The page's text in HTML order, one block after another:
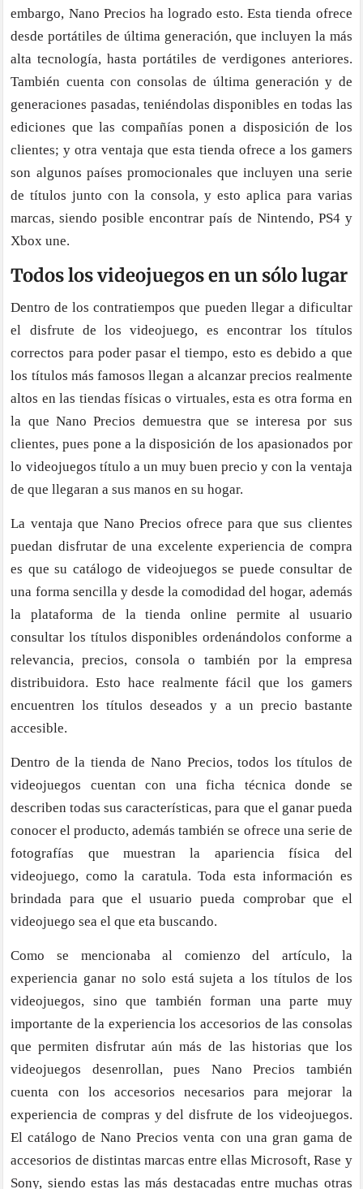
embargo, Nano Precios ha logrado esto. Esta tienda ofrece
desde portátiles de última generación, que incluyen la más
alta tecnología, hasta portátiles de verdigones anteriores.
También cuenta con consolas de última generación y de
generaciones pasadas, teniéndolas disponibles en todas las
ediciones que las compañías ponen a disposición de los
clientes; y otra ventaja que esta tienda ofrece a los gamers
son algunos países promocionales que incluyen una serie
de títulos junto con la consola, y esto aplica para varias
marcas, siendo posible encontrar país de Nintendo, PS4 y
Xbox une.
Todos los videojuegos en un sólo lugar
Dentro de los contratiempos que pueden llegar a dificultar
el disfrute de los videojuego, es encontrar los títulos
correctos para poder pasar el tiempo, esto es debido a que
los títulos más famosos llegan a alcanzar precios realmente
altos en las tiendas físicas o virtuales, esta es otra forma en
la que Nano Precios demuestra que se interesa por sus
clientes, pues pone a la disposición de los apasionados por
lo videojuegos título a un muy buen precio y con la ventaja
de que llegaran a sus manos en su hogar.
La ventaja que Nano Precios ofrece para que sus clientes
puedan disfrutar de una excelente experiencia de compra
es que su catálogo de videojuegos se puede consultar de
una forma sencilla y desde la comodidad del hogar, además
la plataforma de la tienda online permite al usuario
consultar los títulos disponibles ordenándolos conforme a
relevancia, precios, consola o también por la empresa
distribuidora. Esto hace realmente fácil que los gamers
encuentren los títulos deseados y a un precio bastante
accesible.
Dentro de la tienda de Nano Precios, todos los títulos de
videojuegos cuentan con una ficha técnica donde se
describen todas sus características, para que el ganar pueda
conocer el producto, además también se ofrece una serie de
fotografías que muestran la apariencia física del
videojuego, como la caratula. Toda esta información es
brindada para que el usuario pueda comprobar que el
videojuego sea el que eta buscando.
Como se mencionaba al comienzo del artículo, la
experiencia ganar no solo está sujeta a los títulos de los
videojuegos, sino que también forman una parte muy
importante de la experiencia los accesorios de las consolas
que permiten disfrutar aún más de las historias que los
videojuegos desenrollan, pues Nano Precios también
cuenta con los accesorios necesarios para mejorar la
experiencia de compras y del disfrute de los videojuegos.
El catálogo de Nano Precios venta con una gran gama de
accesorios de distintas marcas entre ellas Microsoft, Rase y
Sony, siendo estas las más destacadas entre muchas otras